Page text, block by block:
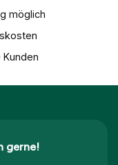
möglich
gerne!